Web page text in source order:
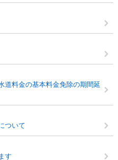
料金の基本料金免除の期間延
ついて
す